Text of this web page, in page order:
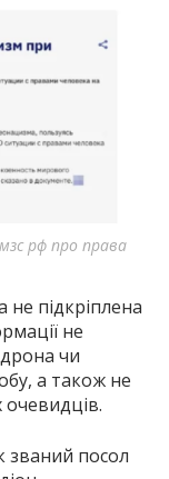
рф про права
підкріплена
не
чи
а також не
званий посол